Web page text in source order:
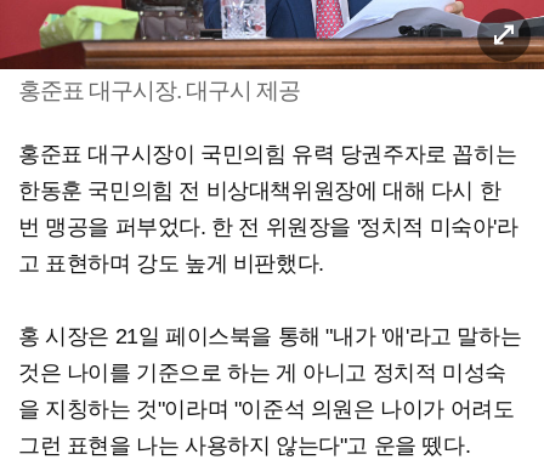
홍준표 대구시장. 대구시 제공
홍준표 대구시장이 국민의힘 유력 당권주자로 꼽히는
한동훈 국민의힘 전 비상대책위원장에 대해 다시 한
번 맹공을 퍼부었다. 한 전 위원장을 '정치적 미숙아'라
고 표현하며 강도 높게 비판했다.
홍 시장은 21일 페이스북을 통해 "내가 '애'라고 말하는
것은 나이를 기준으로 하는 게 아니고 정치적 미성숙
을 지칭하는 것"이라며 "이준석 의원은 나이가 어려도
그런 표현을 나는 사용하지 않는다"고 운을 뗐다.